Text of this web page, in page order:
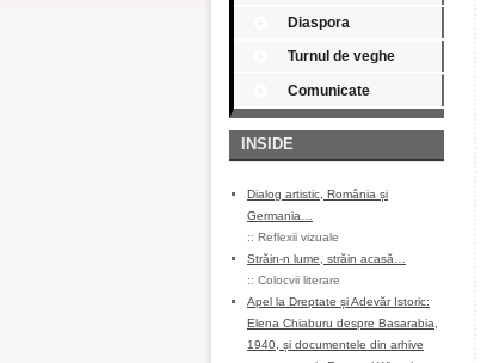
Diaspora
Turnul de veghe
Comunicate
INSIDE
Dialog artistic, România și
Germania…
:: Reflexii vizuale
Străin-n lume, străin acasă…
:: Colocvii literare
Apel la Dreptate și Adevăr Istoric:
Elena Chiaburu despre Basarabia,
1940, și documentele din arhive